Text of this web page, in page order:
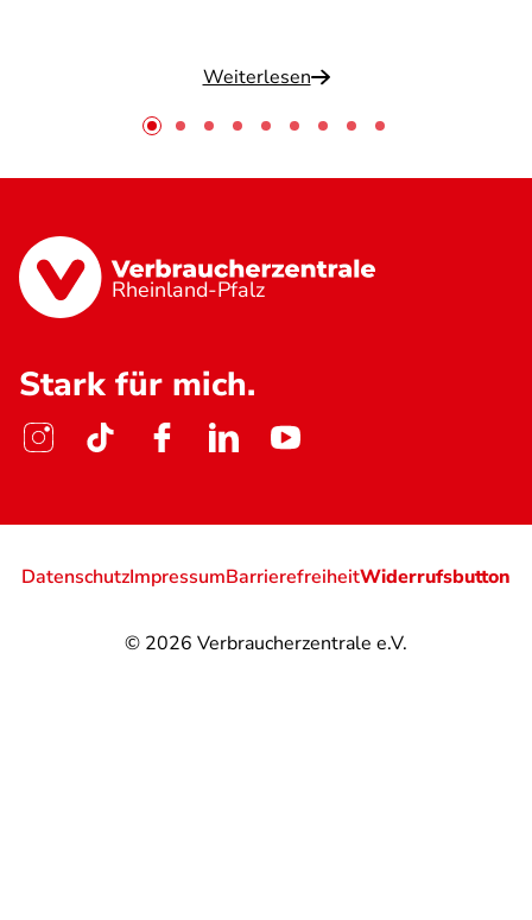
Weiterlesen
Rheinland-Pfalz
Stark für mich.
© 2026 Verbraucherzentrale e.V.
DatenschutzImpressumBarrierefreiheitWiderrufsbutton